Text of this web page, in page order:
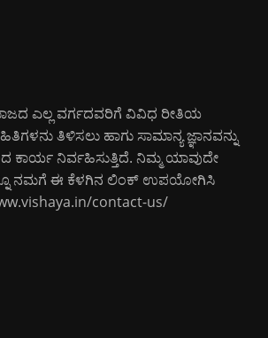
ಎಲ್ಲ ವರ್ಗದವರಿಗೆ ವಿವಿಧ ರೀತಿಯ
ತಿಳಿಸಲು ಹಾಗು ಸಾಮಾನ್ಯ ಜ್ಞಾನವನ್ನು
ಕಾರ್ಯ ನಿರ್ವಹಿಸುತ್ತಿದೆ. ನಿಮ್ಮ ಯಾವುದೇ
ನಮಗೆ ಈ ಕೆಳಗಿನ ಲಿಂಕ್ ಉಪಯೋಗಿಸಿ
contact-us/